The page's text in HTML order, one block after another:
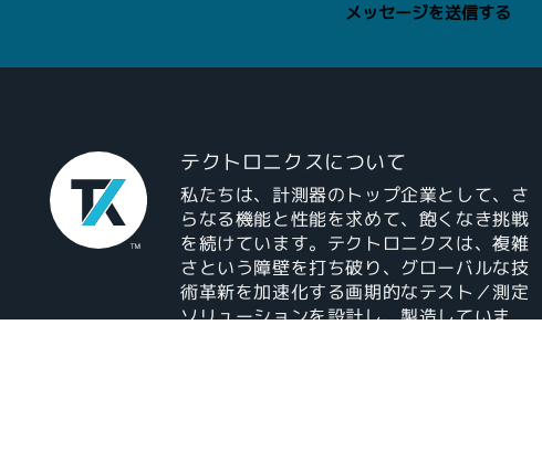
メッセージを送信する
テクトロニクスについて
私たちは、計測器のトップ企業として、さ
らなる機能と性能を求めて、飽くなき挑戦
を続けています。テクトロニクスは、複雑
さという障壁を打ち破り、グローバルな技
術革新を加速化する画期的なテスト／測定
ソリューションを設計し、製造していま